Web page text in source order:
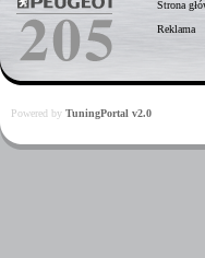
Strona
Reklama
Powered by TuningPortal v2.0